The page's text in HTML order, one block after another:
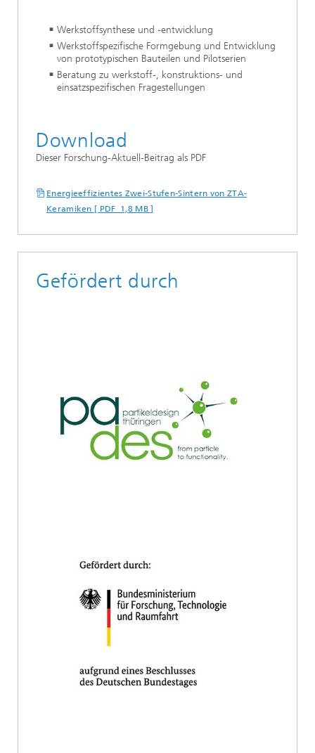
Werkstoffsynthese und -entwicklung
Werkstoffspezifische Formgebung und Entwicklung
von prototypischen Bauteilen und Pilotserien
Beratung zu werkstoff-, konstruktions- und
einsatzspezifischen Fragestellungen
Download
Dieser Forschung-Aktuell-Beitrag als PDF
Energieeffizientes Zwei-Stufen-Sintern von ZTA-
Keramiken [ PDF 1,8 MB ]
Gefördert durch